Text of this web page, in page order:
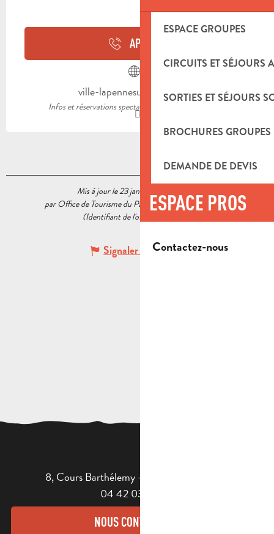
ESPACE GROUPES
CIRCUITS ET SÉJOURS
SORTIES ET SÉJOURS
BROCHURES GROUPES
DEMANDE DE DEVIS
ESPACE PROS
Contactez-nous
APPELER
ville-lapennesurhuveaune.fr
Infos et réservations spectacles Espace de l'Huveaune
Mis à jour le 23 janvier 2023 à 11:38
par Office de Tourisme du Pays d’Aubagne et de l’Étoile
(Identifiant de l'offre :
Signaler une erreur
8, Cours Barthélemy - 13400 AUBAGNE
04 42 03 49 98
NOUS CONTACTER